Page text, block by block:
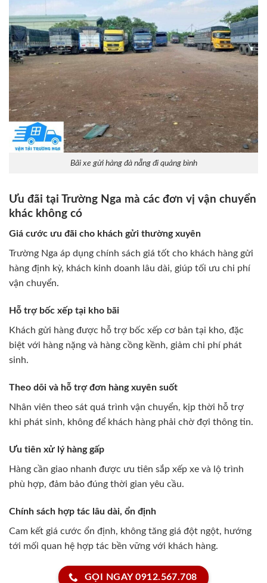
Bãi xe gửi hàng đà nẵng đi quảng bình
Ưu đãi tại Trường Nga mà các đơn vị vận chuyển
khác không có
Giá cước ưu đãi cho khách gửi thường xuyên
Trường Nga áp dụng chính sách giá tốt cho khách hàng gửi
hàng định kỳ, khách kinh doanh lâu dài, giúp tối ưu chi phí
vận chuyển.
Hỗ trợ bốc xếp tại kho bãi
Khách gửi hàng được hỗ trợ bốc xếp cơ bản tại kho, đặc
biệt với hàng nặng và hàng cồng kềnh, giảm chi phí phát
sinh.
Theo dõi và hỗ trợ đơn hàng xuyên suốt
Nhân viên theo sát quá trình vận chuyển, kịp thời hỗ trợ
khi phát sinh, không để khách hàng phải chờ đợi thông tin.
Ưu tiên xử lý hàng gấp
Hàng cần giao nhanh được ưu tiên sắp xếp xe và lộ trình
phù hợp, đảm bảo đúng thời gian yêu cầu.
Chính sách hợp tác lâu dài, ổn định
Cam kết giá cước ổn định, không tăng giá đột ngột, hướng
tới mối quan hệ hợp tác bền vững với khách hàng.
GỌI NGAY 0912.567.708